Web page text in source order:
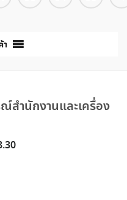
สำนักงานและเครื่อง